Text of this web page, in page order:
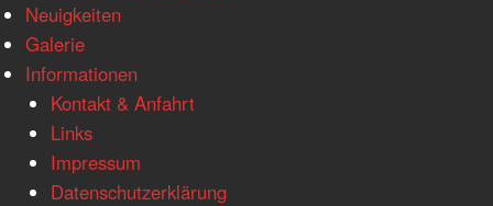
Neuigkeiten
Galerie
Informationen
Kontakt & Anfahrt
Links
Impressum
Datenschutzerklärung